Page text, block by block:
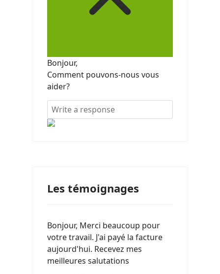
Bonjour,
Comment pouvons-nous vous
aider?
Les témoignages
Bonjour, Merci beaucoup pour
votre travail. J'ai payé la facture
aujourd'hui. Recevez mes
meilleures salutations